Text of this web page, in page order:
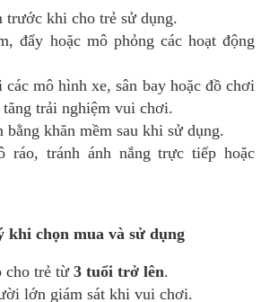
trước khi cho trẻ sử dụng.
đẩy hoặc mô phỏng các hoạt động
mô hình xe, sân bay hoặc đồ chơi
tăng trải nghiệm vui chơi.
bằng khăn mềm sau khi sử dụng.
ráo, tránh ánh nắng trực tiếp hoặc
chọn mua và sử dụng
cho trẻ từ 3 tuổi trở lên.
lớn giám sát khi vui chơi.